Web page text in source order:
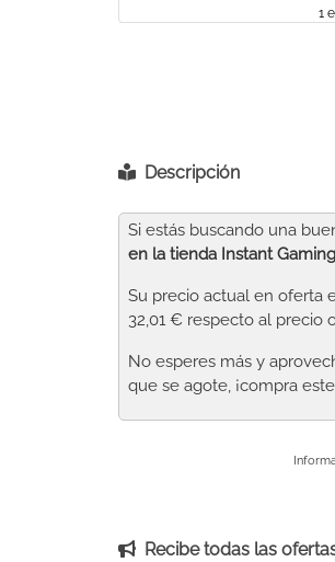
1
Descripción
Si estás buscando una
en la tienda Instant Gaming
Su precio actual en oferta
32,01 € respecto al precio
No esperes más y
que se agote, ¡compra
Recibe todas las